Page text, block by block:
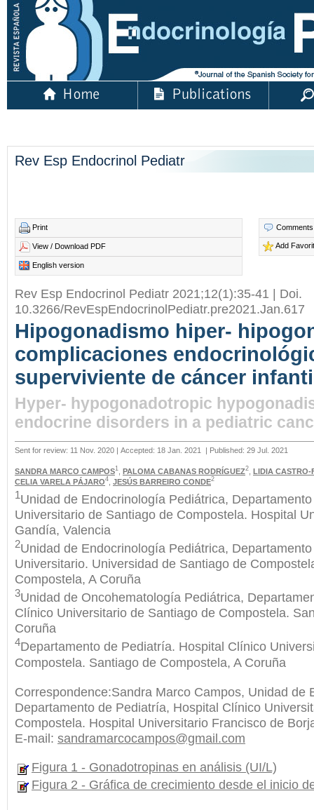
Rev Esp Endocrinol Pediatr
Print
View / Download PDF
English version
Comments
Add
Rev Esp Endocrinol Pediatr 2021;12(1):35-41 | Doi.
10.3266/RevEspEndocrinolPediatr.pre2021.Jan.617
Hipogonadismo hiper-
complicaciones
superviviente de cáncer
Hyper- hypogonadotropic
endocrine disorders in a pediatric
Sent for review: 11 Nov. 2020 | Accepted: 18 Jan. 2021 | Published: 29 Jul. 2021
SANDRA MARCO CAMPOS1 PALOMA CABANAS RODRÍGUEZ2 LIDIA CASTRO-
CELIA VARELA PÁJARO4 JESÚS BARREIRO CONDE2
1Unidad de Endocrinología Pediátrica,
Universitario de Santiago de Compostela. Hospital
Gandía, Valencia
2Unidad de Endocrinología Pediátrica,
Universitario. Universidad de Santiago de
Compostela, A Coruña
3Unidad de Oncohematología Pediátrica,
Clínico Universitario de Santiago de Compostela.
Coruña
4Departamento de Pediatría. Hospital Clínico
Compostela. Santiago de Compostela, A Coruña
Correspondence:Sandra Marco Campos, Unidad de
Departamento de Pediatría, Hospital Clínico
Compostela. Hospital Universitario Francisco de
E-mail: sandramarcocampos@gmail.com
Figura 1 - Gonadotropinas en análisis (UI/L)
Figura 2 - Gráfica de crecimiento desde el inicio